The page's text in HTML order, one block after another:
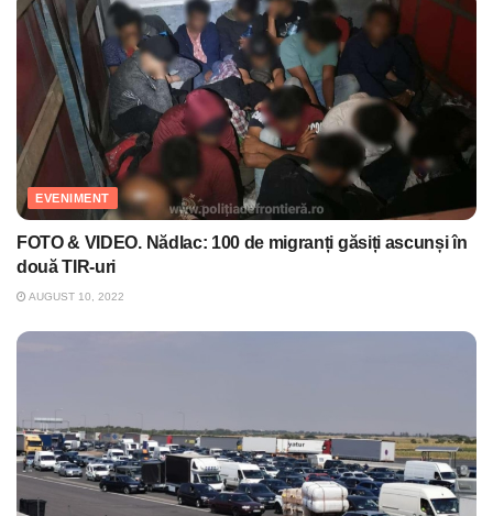
EVENIMENT
FOTO & VIDEO. Nădlac: 100 de migranți găsiți ascunși în
două TIR-uri
AUGUST 10, 2022